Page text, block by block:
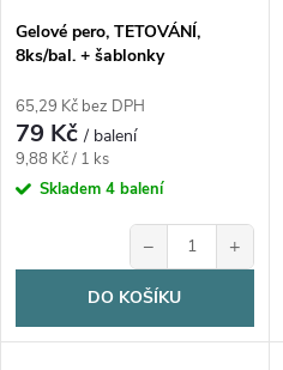
o
d
u
k
t
ů
o
d
u
Gelové pero, TETOVÁNÍ,
8ks/bal. + šablonky
65,29 Kč bez DPH
79 Kč/ balení
Měrná
cena:
9,88 Kč / 1 ks
Skladem 4 balení
− +
DO KOŠÍKU